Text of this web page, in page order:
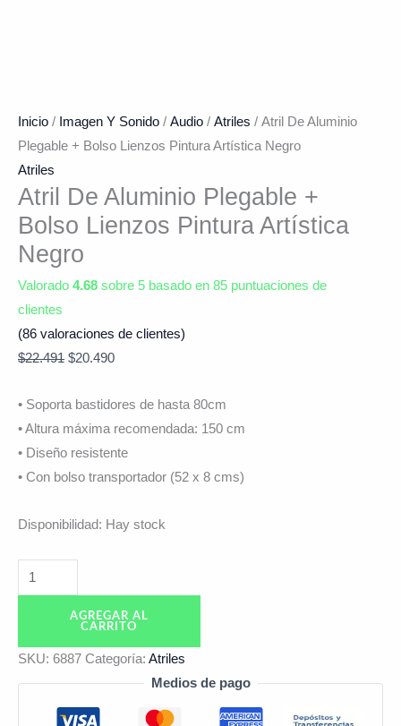
Inicio / Imagen Y Sonido / Audio / Atriles / Atril De Aluminio
Plegable + Bolso Lienzos Pintura Artística Negro
Atriles
Atril De Aluminio Plegable +
Bolso Lienzos Pintura Artística
Negro
Valorado 4.68 sobre 5 basado en 85 puntuaciones de
clientes
(86 valoraciones de clientes)
$22.491 $20.490
• Soporta bastidores de hasta 80cm
• Altura máxima recomendada: 150 cm
• Diseño resistente
• Con bolso transportador (52 x 8 cms)
Disponibilidad: Hay stock
AGREGAR AL
CARRITO
SKU: 6887 Categoría: Atriles
Medios de pago